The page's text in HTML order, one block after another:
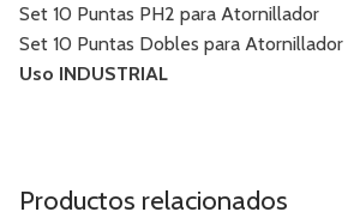
Set 10 Puntas PH2 para Atornillador
Set 10 Puntas Dobles para Atornillador
Uso INDUSTRIAL
Productos relacionados